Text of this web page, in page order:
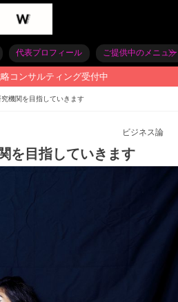
代表プロフィール ご提供中のメニュー
コンサルティング受付中
機関を目指していきます
ビジネス論
を目指していきます